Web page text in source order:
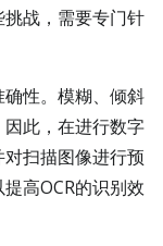
战，需要专门针
性。模糊、倾斜
此，在进行数字
扫描图像进行预
高OCR的识别效